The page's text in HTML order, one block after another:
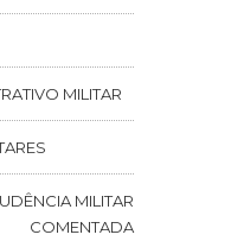
MILITAR
MILITAR
COMENTADA